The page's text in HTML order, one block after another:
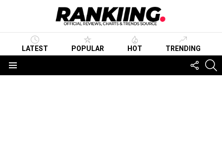
LATEST POPULAR HOT TRENDING
US